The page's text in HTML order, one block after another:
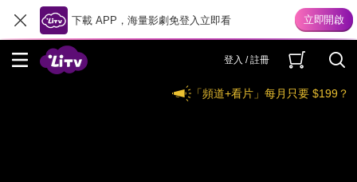
下載 APP，海量影劇免登入立即看
登入 / 註冊
「頻道+看片」每月只要 $199？